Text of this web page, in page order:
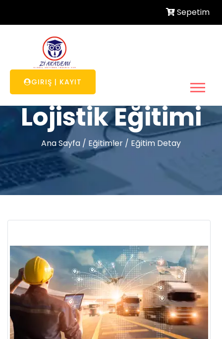
Sepetim
GIRIŞ | KAYIT
Lojistik Eğitimi
Ana Sayfa / Eğitimler / Eğitim Detay